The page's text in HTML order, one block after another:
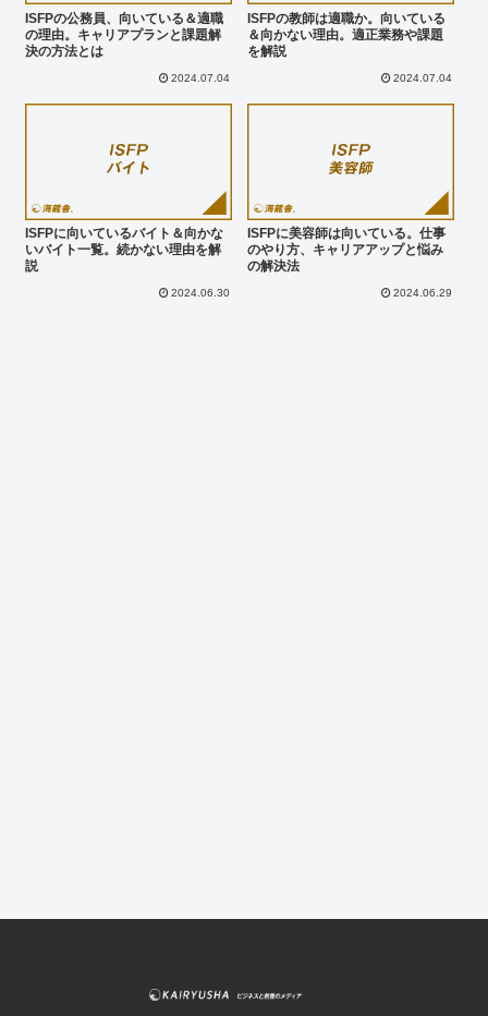
ISFPの公務員、向いている＆適職
の理由。キャリアプランと課題解
決の方法とは
2024.07.04
ISFPの教師は適職か。向いている
＆向かない理由。適正業務や課題
を解説
2024.07.04
ISFPに向いているバイト＆向かな
いバイト一覧。続かない理由を解
説
2024.06.30
ISFPに美容師は向いている。仕事
のやり方、キャリアアップと悩み
の解決法
2024.06.29